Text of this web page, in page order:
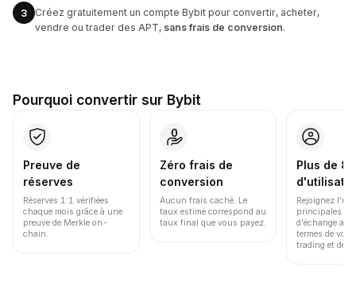
3
Créez gratuitement un compte Bybit pour convertir, acheter,
vendre ou trader des APT, sans frais de conversion.
Pourquoi convertir sur Bybit
Preuve de
réserves
Réserves 1:1 vérifiées
chaque mois grâce à une
preuve de Merkle on-
chain.
Zéro frais de
conversion
Aucun frais caché. Le
taux estimé correspond au
taux final que vous payez.
Plus de
Rejoignez
principales
d'échange au
termes de
trading et de